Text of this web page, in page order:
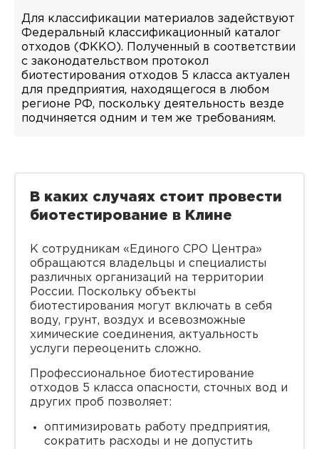
Для классификации материалов задействуют
Федеральный классификационный каталог
отходов (ФККО). Полученный в соответствии
с законодательством протокол
биотестирования отходов 5 класса актуален
для предприятия, находящегося в любом
регионе РФ, поскольку деятельность везде
подчиняется одним и тем же требованиям.
В каких случаях стоит провести
биотестирование в Клине
К сотрудникам «Единого СРО Центра»
обращаются владельцы и специалисты
различных организаций на территории
России. Поскольку объекты
биотестирования могут включать в себя
воду, грунт, воздух и всевозможные
химические соединения, актуальность
услуги переоценить сложно.
Профессиональное биотестирование
отходов 5 класса опасности, сточных вод и
других проб позволяет:
оптимизировать работу предприятия,
сократить расходы и не допустить